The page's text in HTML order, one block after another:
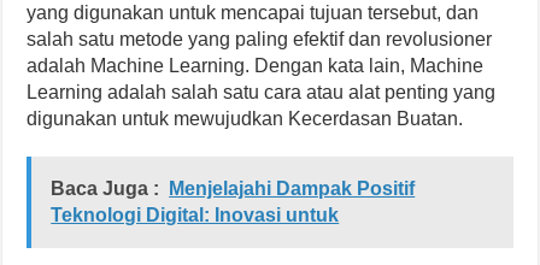
yang digunakan untuk mencapai tujuan tersebut, dan
salah satu metode yang paling efektif dan revolusioner
adalah Machine Learning. Dengan kata lain, Machine
Learning adalah salah satu cara atau alat penting yang
digunakan untuk mewujudkan Kecerdasan Buatan.
Baca Juga :
Menjelajahi Dampak Positif
Teknologi Digital: Inovasi untuk